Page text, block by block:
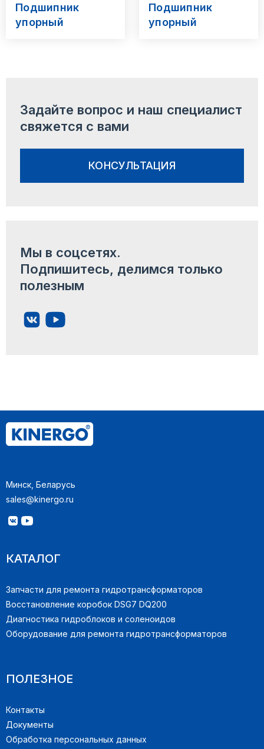
Подшипник
упорный
Подшипник
упорный
Задайте вопрос и наш специалист
свяжется с вами
КОНСУЛЬТАЦИЯ
Мы в соцсетях.
Подпишитесь, делимся только
полезным
Минск, Беларусь
sales@kinergo.ru
КАТАЛОГ
Запчасти для ремонта гидротрансформаторов
Восстановление коробок DSG7 DQ200
Диагностика гидроблоков и соленоидов
Оборудование для ремонта гидротрансформаторов
ПОЛЕЗНОЕ
Контакты
Документы
Обработка персональных данных